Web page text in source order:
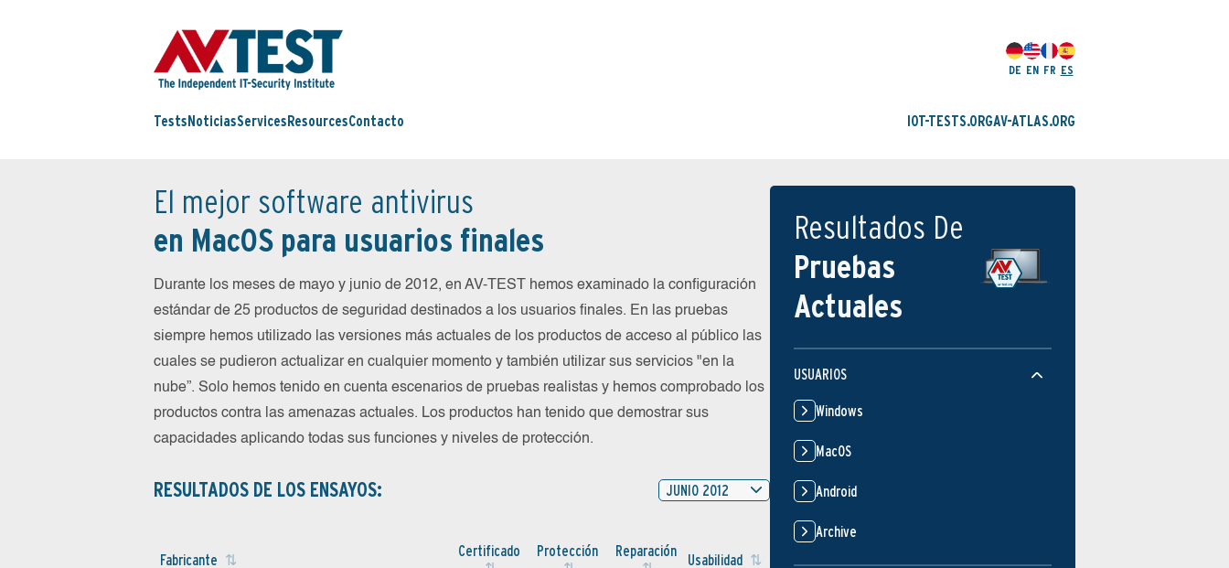
DE EN FR ES
Tests NoticiasServices ResourcesContacto IOT-TESTS.ORGAV-ATLAS.ORG
El mejor software antivirus
en MacOS para usuarios finales
Durante los meses de mayo y junio de 2012, en AV-TEST hemos examinado la configuración
estándar de 25 productos de seguridad destinados a los usuarios finales. En las pruebas
siempre hemos utilizado las versiones más actuales de los productos de acceso al público las
cuales se pudieron actualizar en cualquier momento y también utilizar sus servicios "en la
nube”. Solo hemos tenido en cuenta escenarios de pruebas realistas y hemos comprobado los
productos contra las amenazas actuales. Los productos han tenido que demostrar sus
capacidades aplicando todas sus funciones y niveles de protección.
RESULTADOS DE LOS ENSAYOS: JUNIO 2012
Fabricante Certi­ficado Protección Reparación Usabilidad
Resultados De
Pruebas
Actuales
USUARIOS
Windows
MacOS
Android
Archive